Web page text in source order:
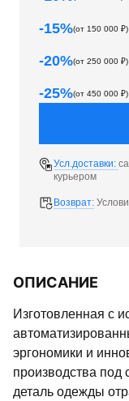
-15%(от 150 000 ₽)
-20%(от 250 000 ₽)
-25%(от 450 000 ₽)
Усл.доставки:
курьером
Возврат:
ОПИСАНИЕ
Изготовленная с
эргономики и
производства под
деталь одежды